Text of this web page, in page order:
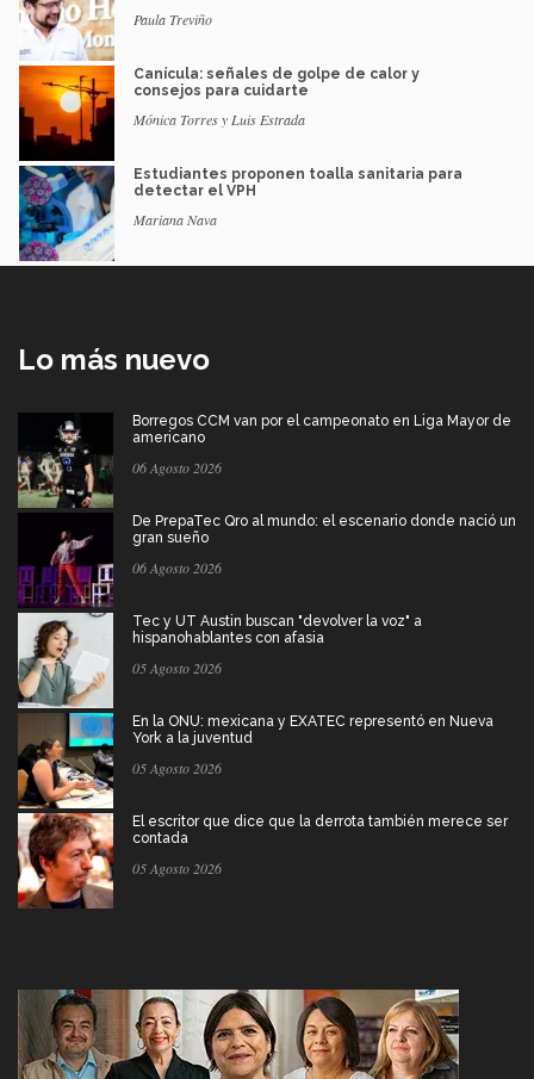
Paula Treviño
Canícula: señales de golpe de calor y
consejos para cuidarte
Mónica Torres y Luis Estrada
Estudiantes proponen toalla sanitaria para
detectar el VPH
Mariana Nava
Lo más nuevo
Borregos CCM van por el campeonato en Liga Mayor de
americano
06 Agosto 2026
De PrepaTec Qro al mundo: el escenario donde nació un
gran sueño
06 Agosto 2026
Tec y UT Austin buscan "devolver la voz" a
hispanohablantes con afasia
05 Agosto 2026
En la ONU: mexicana y EXATEC representó en Nueva
York a la juventud
05 Agosto 2026
El escritor que dice que la derrota también merece ser
contada
05 Agosto 2026